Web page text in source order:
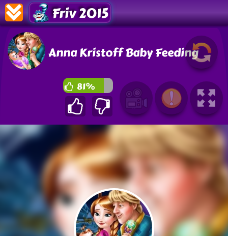
Friv 2015
Anna Kristoff Baby Feeding
81%